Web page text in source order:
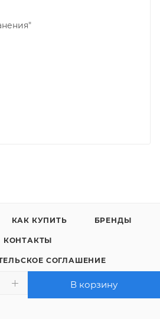
В корзину
КАК КУПИТЬ БРЕНДЫ
КОНТАКТЫ
СОГЛАШЕНИЕ